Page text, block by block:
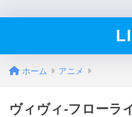
ホーム アニメ
ヴィヴィ-フローラ